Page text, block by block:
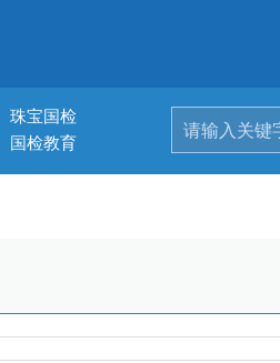
珠宝国检
国检教育